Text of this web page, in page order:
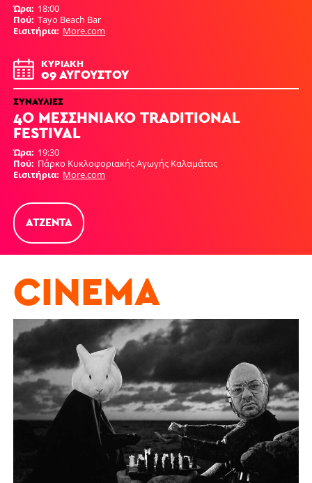
ΑΤΖΈΝΤΑ
Ώρα 18:00
Πού Tayo Beach Bar
Εισιτήρια More.com
ΚΥΡΙΑΚΉ
09 ΑΥΓΟΎΣΤΟΥ
ΣΥΝΑΥΛΊΕΣ
4Ο ΜΕΣΣΗΝΙΑΚΟ TRADITIONAL
FESTIVAL
Ώρα 19:30
Πού Πάρκο Κυκλοφοριακής Αγωγής Καλαμάτας
Εισιτήρια More.com
CINEMA